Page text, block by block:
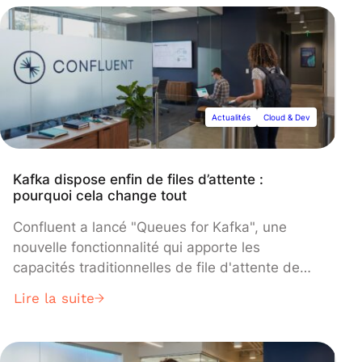
dans la revue Nature, utilise des impulsions
laser pour inscrire des données dans des
plaques de verre borosilicaté contenant 2
téraoctets chacune, éliminant ainsi les coûteux
cycles de migration requis par les supports de
stockage actuels.
Actualités Cloud & Dev
Kafka dispose enfin de files d’attente :
pourquoi cela change tout
Confluent a lancé "Queues for Kafka", une
nouvelle fonctionnalité qui apporte les
capacités traditionnelles de file d'attente de
Apache Kafka, permettant aux organisations de
streaming et de file d'attente sur un système
Lire la suite